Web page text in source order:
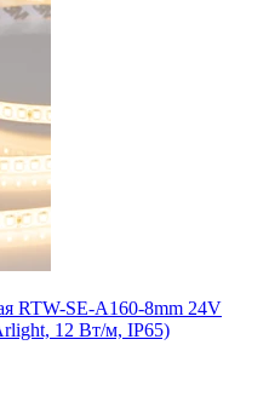
RTW-SE-A160-8mm 24V
12 Вт/м, IP65)